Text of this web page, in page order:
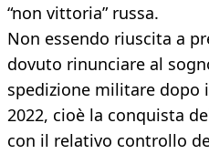
“non vittoria” russa.
Non essendo riuscita a
dovuto rinunciare al
spedizione militare
2022, cioè la conquista
con il relativo controllo